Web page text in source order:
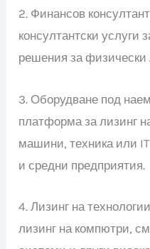
2. Финансов
консултантски услуги
решения за
3. Оборудване под
платформа за лизинг
машини, техника или
и средни предприятия.
4. Лизинг на
лизинг на компютри,